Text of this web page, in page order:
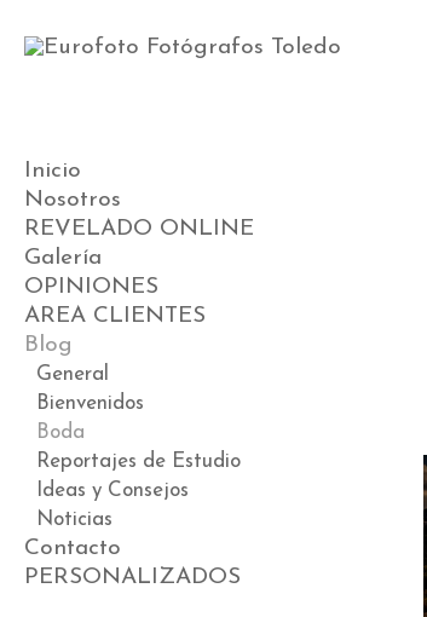
Inicio
Nosotros
REVELADO ONLINE
Galería
Videos
Preboda
Boda
Postboda
Comunión
Book
Premamá
ESTUDIO DE BEBÉS
OPINIONES
AREA CLIENTES
Blog
General
Bienvenidos
Boda
Reportajes de Estudio
Ideas y Consejos
Noticias
Contacto
PERSONALIZADOS